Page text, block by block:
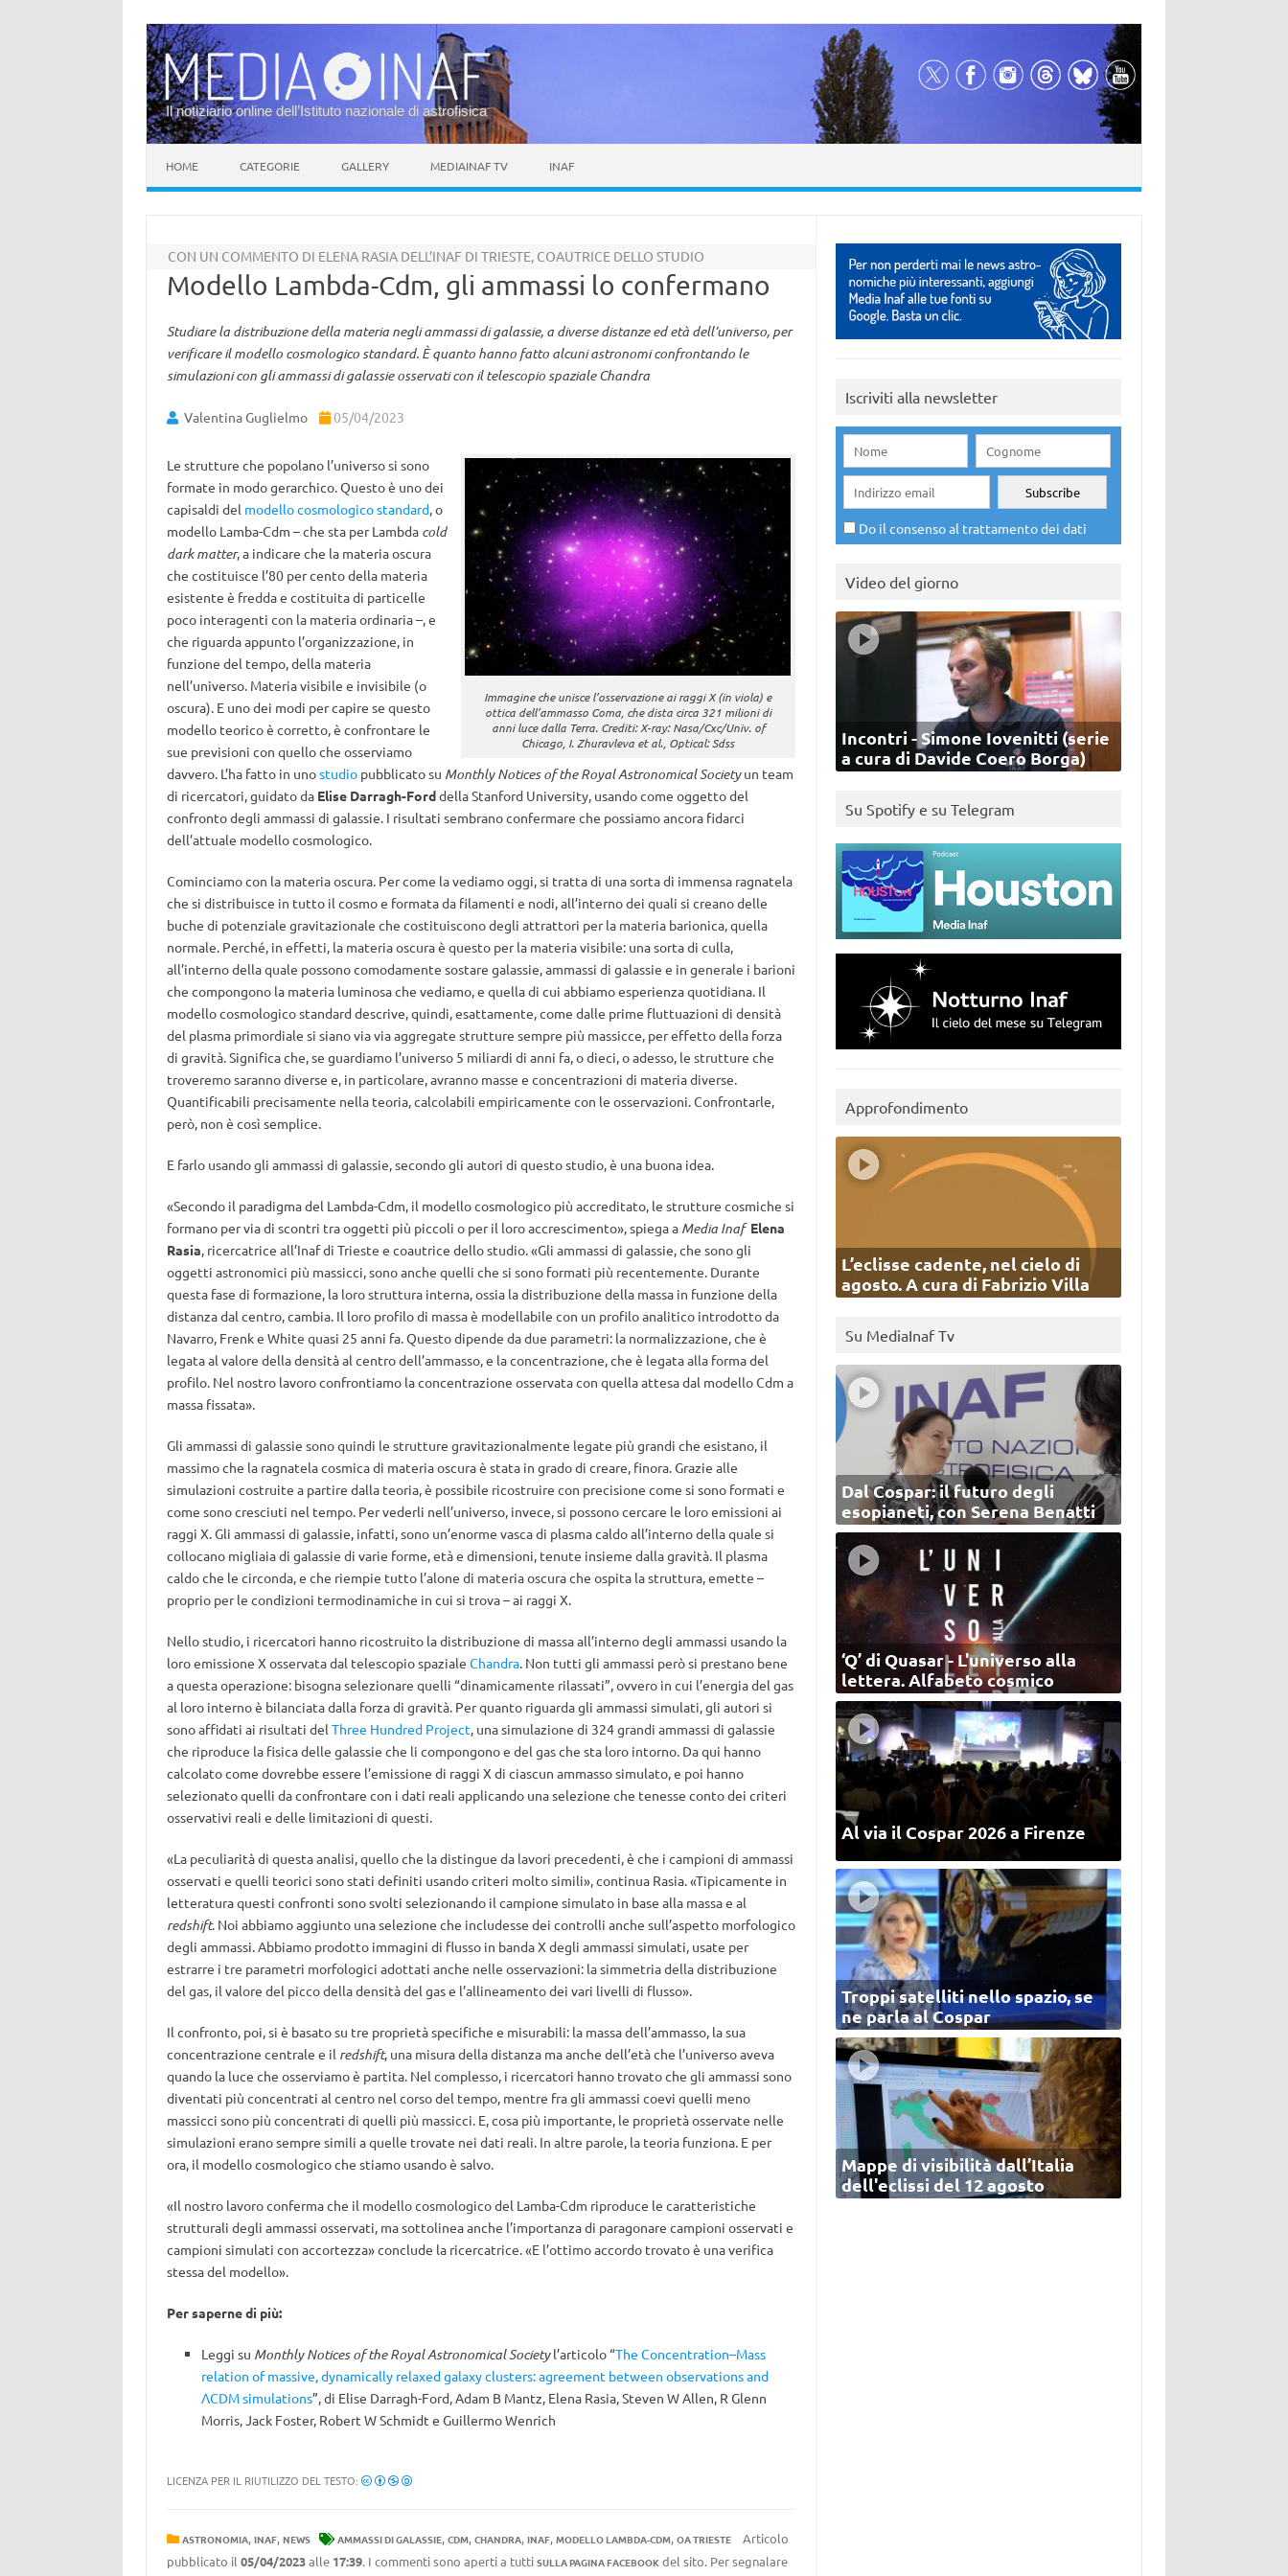
Il notiziario online dell’Istituto nazionale di astrofisica
HOME CATEGORIE GALLERY MEDIAINAF TV INAF
CON UN COMMENTO DI ELENA RASIA DELL’INAF DI TRIESTE, COAUTRICE DELLO STUDIO
Modello Lambda-Cdm, gli ammassi lo confermano
Studiare la distribuzione della materia negli ammassi di galassie, a diverse distanze ed età dell’universo, per
verificare il modello cosmologico standard. È quanto hanno fatto alcuni astronomi confrontando le
simulazioni con gli ammassi di galassie osservati con il telescopio spaziale Chandra
Valentina Guglielmo 05/04/2023
Immagine che unisce l’osservazione ai raggi X (in viola) e
ottica dell’ammasso Coma, che dista circa 321 milioni di
anni luce dalla Terra. Crediti: X-ray: Nasa/Cxc/Univ. of
Chicago, I. Zhuravleva et al., Optical: Sdss
Le strutture che popolano l’universo si sono
formate in modo gerarchico. Questo è uno dei
capisaldi del modello cosmologico standard, o
modello Lamba-Cdm – che sta per Lambda cold
dark matter, a indicare che la materia oscura
che costituisce l’80 per cento della materia
esistente è fredda e costituita di particelle
poco interagenti con la materia ordinaria –, e
che riguarda appunto l’organizzazione, in
funzione del tempo, della materia
nell’universo. Materia visibile e invisibile (o
oscura). E uno dei modi per capire se questo
modello teorico è corretto, è confrontare le
sue previsioni con quello che osserviamo
davvero. L’ha fatto in unostudiopubblicato su Monthly Notices of the Royal Astronomical Societyun team
di ricercatori, guidato da Elise Darragh-Forddella Stanford University, usando come oggetto del
confronto degli ammassi di galassie. I risultati sembrano confermare che possiamo ancora fidarci
dell’attuale modello cosmologico.
Cominciamo con la materia oscura. Per come la vediamo oggi, si tratta di una sorta di immensa ragnatela
che si distribuisce in tutto il cosmo e formata da filamenti e nodi, all’interno dei quali si creano delle
buche di potenziale gravitazionale che costituiscono degli attrattori per la materia barionica, quella
normale. Perché, in effetti, la materia oscura è questo per la materia visibile: una sorta di culla,
all’interno della quale possono comodamente sostare galassie, ammassi di galassie e in generale i barioni
che compongono la materia luminosa che vediamo, e quella di cui abbiamo esperienza quotidiana. Il
modello cosmologico standard descrive, quindi, esattamente, come dalle prime fluttuazioni di densità
del plasma primordiale si siano via via aggregate strutture sempre più massicce, per effetto della forza
di gravità. Significa che, se guardiamo l’universo 5 miliardi di anni fa, o dieci, o adesso, le strutture che
troveremo saranno diverse e, in particolare, avranno masse e concentrazioni di materia diverse.
Quantificabili precisamente nella teoria, calcolabili empiricamente con le osservazioni. Confrontarle,
però, non è così semplice.
E farlo usando gli ammassi di galassie, secondo gli autori di questo studio, è una buona idea.
«Secondo il paradigma del Lambda-Cdm, il modello cosmologico più accreditato, le strutture cosmiche si
formano per via di scontri tra oggetti più piccoli o per il loro accrescimento», spiega a Media Inaf Elena
Rasia, ricercatrice all’Inaf di Trieste e coautrice dello studio. «Gli ammassi di galassie, che sono gli
oggetti astronomici più massicci, sono anche quelli che si sono formati più recentemente. Durante
questa fase di formazione, la loro struttura interna, ossia la distribuzione della massa in funzione della
distanza dal centro, cambia. Il loro profilo di massa è modellabile con un profilo analitico introdotto da
Navarro, Frenk e White quasi 25 anni fa. Questo dipende da due parametri: la normalizzazione, che è
legata al valore della densità al centro dell’ammasso, e la concentrazione, che è legata alla forma del
profilo. Nel nostro lavoro confrontiamo la concentrazione osservata con quella attesa dal modello Cdm a
massa fissata».
Gli ammassi di galassie sono quindi le strutture gravitazionalmente legate più grandi che esistano, il
massimo che la ragnatela cosmica di materia oscura è stata in grado di creare, finora. Grazie alle
simulazioni costruite a partire dalla teoria, è possibile ricostruire con precisione come si sono formati e
come sono cresciuti nel tempo. Per vederli nell’universo, invece, si possono cercare le loro emissioni ai
raggi X. Gli ammassi di galassie, infatti, sono un’enorme vasca di plasma caldo all’interno della quale si
collocano migliaia di galassie di varie forme, età e dimensioni, tenute insieme dalla gravità. Il plasma
caldo che le circonda, e che riempie tutto l’alone di materia oscura che ospita la struttura, emette –
proprio per le condizioni termodinamiche in cui si trova – ai raggi X.
Nello studio, i ricercatori hanno ricostruito la distribuzione di massa all’interno degli ammassi usando la
loro emissione X osservata dal telescopio spaziale Chandra. Non tutti gli ammassi però si prestano bene
a questa operazione: bisogna selezionare quelli “dinamicamente rilassati”, ovvero in cui l’energia del gas
al loro interno è bilanciata dalla forza di gravità. Per quanto riguarda gli ammassi simulati, gli autori si
sono affidati ai risultati del Three Hundred Project, una simulazione di 324 grandi ammassi di galassie
che riproduce la fisica delle galassie che li compongono e del gas che sta loro intorno. Da qui hanno
calcolato come dovrebbe essere l’emissione di raggi X di ciascun ammasso simulato, e poi hanno
selezionato quelli da confrontare con i dati reali applicando una selezione che tenesse conto dei criteri
osservativi reali e delle limitazioni di questi.
«La peculiarità di questa analisi, quello che la distingue da lavori precedenti, è che i campioni di ammassi
osservati e quelli teorici sono stati definiti usando criteri molto simili», continua Rasia. «Tipicamente in
letteratura questi confronti sono svolti selezionando il campione simulato in base alla massa e al
redshift. Noi abbiamo aggiunto una selezione che includesse dei controlli anche sull’aspetto morfologico
degli ammassi. Abbiamo prodotto immagini di flusso in banda X degli ammassi simulati, usate per
estrarre i tre parametri morfologici adottati anche nelle osservazioni: la simmetria della distribuzione
del gas, il valore del picco della densità del gas e l’allineamento dei vari livelli di flusso».
Il confronto, poi, si è basato su tre proprietà specifiche e misurabili: la massa dell’ammasso, la sua
concentrazione centrale e il redshift, una misura della distanza ma anche dell’età che l’universo aveva
quando la luce che osserviamo è partita. Nel complesso, i ricercatori hanno trovato che gli ammassi sono
diventati più concentrati al centro nel corso del tempo, mentre fra gli ammassi coevi quelli meno
massicci sono più concentrati di quelli più massicci. E, cosa più importante, le proprietà osservate nelle
simulazioni erano sempre simili a quelle trovate nei dati reali. In altre parole, la teoria funziona. E per
ora, il modello cosmologico che stiamo usando è salvo.
«Il nostro lavoro conferma che il modello cosmologico del Lamba-Cdm riproduce le caratteristiche
strutturali degli ammassi osservati, ma sottolinea anche l’importanza di paragonare campioni osservati e
campioni simulati con accortezza» conclude la ricercatrice. «E l’ottimo accordo trovato è una verifica
stessa del modello».
Per saperne di più:
Leggi su Monthly Notices of the Royal Astronomical Societyl’articolo “The Concentration–Mass
relation of massive, dynamically relaxed galaxy clusters: agreement between observations and
ΛCDM simulations”, di Elise Darragh-Ford, Adam B Mantz, Elena Rasia, Steven W Allen, R Glenn
Morris, Jack Foster, Robert W Schmidt e Guillermo Wenrich
LICENZA PER IL RIUTILIZZO DEL TESTO:
ASTRONOMIA, INAF, NEWS AMMASSI DI GALASSIE, CDM, CHANDRA, INAF, MODELLO LAMBDA-CDM, OA TRIESTE
Articolo
pubblicato il 05/04/2023alle 17:39. I commenti sono aperti a tutti SULLA PAGINA FACEBOOKdel sito. Per segnalare
Iscriviti alla newsletter
Do il consenso al trattamento dei dati
Video del giorno
Incontri - Simone Iovenitti (serie
a cura di Davide Coero Borga)
Su Spotify e su Telegram
Approfondimento
L’eclisse cadente, nel cielo di
agosto. A cura di Fabrizio Villa
Su MediaInaf Tv
Dal Cospar: il futuro degli
esopianeti, con Serena Benatti
‘Q’ di Quasar - L'universo alla
lettera. Alfabeto cosmico
Al via il Cospar 2026 a Firenze
Troppi satelliti nello spazio, se
ne parla al Cospar
Mappe di visibilità dall’Italia
dell'eclissi del 12 agosto